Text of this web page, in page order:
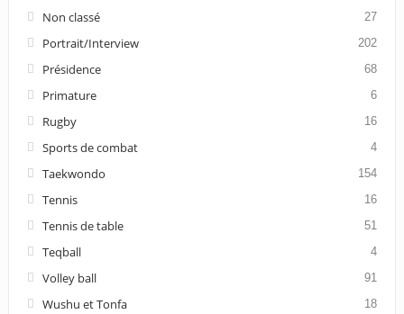
Non classé 27
Portrait/Interview 202
Présidence 68
Primature 6
Rugby 16
Sports de combat 4
Taekwondo 154
Tennis 16
Tennis de table 51
Teqball 4
Volley ball 91
Wushu et Tonfa 18